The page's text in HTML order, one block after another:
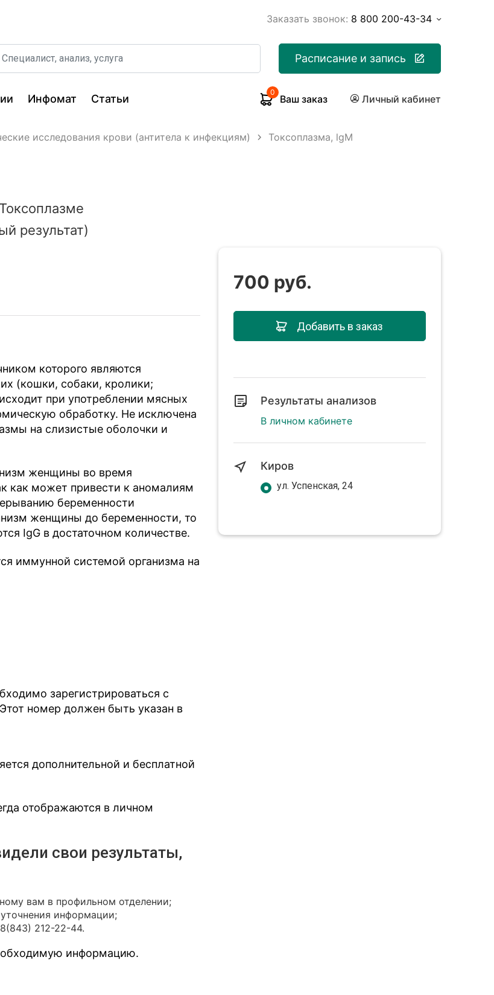
Заказать звонок: 8 800 200-43-34
Расписание и запись
Инфомат Статьи
0
Ваш заказ Личный кабинет
исследования крови (антитела к инфекциям) Токсоплазма, lgM
результат)
которого являются
(кошки, собаки, кролики;
при употреблении мясных
обработку. Не исключена
на слизистые оболочки и
женщины во время
как может привести к аномалиям
беременности
женщины до беременности, то
IgG в достаточном количестве.
иммунной системой организма на
зарегистрироваться с
номер должен быть указан в
дополнительной и бесплатной
отображаются в личном
свои результаты,
вам в профильном отделении;
информации;
212-22-44.
информацию.
700 руб.
Добавить в заказ
Результаты анализов
В личном кабинете
Киров
ул. Успенская, 24